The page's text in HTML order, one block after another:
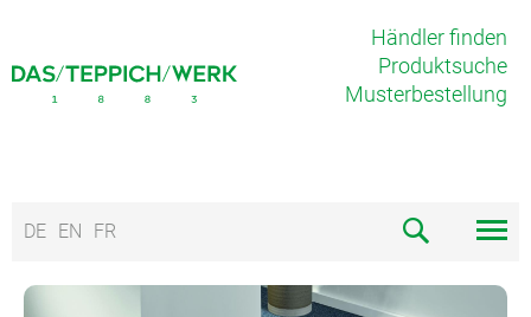
Händler finden
Produktsuche
Musterbestellung
DE EN FR